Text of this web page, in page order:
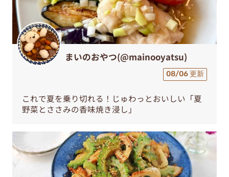
まいのおやつ(@mainooyatsu)
08/06 更新
これで夏を乗り切れる！じゅわっとおいしい「夏
野菜とささみの香味焼き浸し」